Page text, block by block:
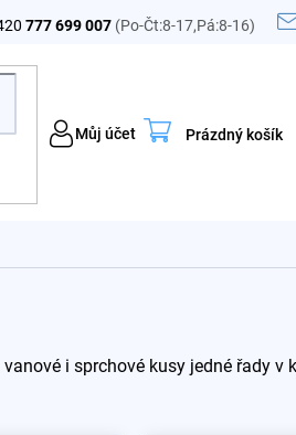
777 699 007 (Po-Čt:8-17,Pá:8-16)
Můj účet
Nákupní
Prázdný košík
i sprchové kusy jedné řady v